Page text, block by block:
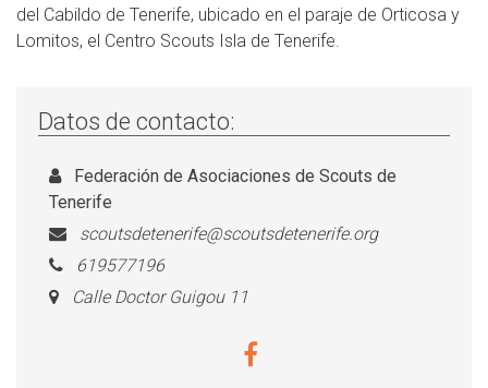
del Cabildo de Tenerife, ubicado en el paraje de Orticosa y
Lomitos, el Centro Scouts Isla de Tenerife.
Datos de contacto:
Federación de Asociaciones de Scouts de
Tenerife
scoutsdetenerife@scoutsdetenerife.org
619577196
Calle Doctor Guigou 11